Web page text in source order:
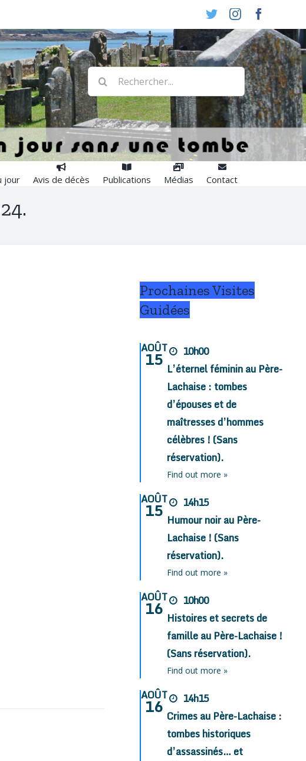
TwitterInstagram
Rechercher:
jour Avis de décès Publications Médias Contact
Prochaines Visites
Guidées
AOÛT
15
10h00
L’éternel féminin au Père-
Lachaise : tombes
d’épouses et de
maîtresses d’hommes
célèbres ! (Sans
réservation).
Find out more »
AOÛT
15
14h15
Humour noir au Père-
Lachaise ! (Sans
réservation).
Find out more »
AOÛT
16
10h00
Histoires et secrets de
famille au Père-Lachaise !
(Sans réservation).
Find out more »
AOÛT
16
14h15
Crimes au Père-Lachaise :
tombes historiques
d’assassinés… et